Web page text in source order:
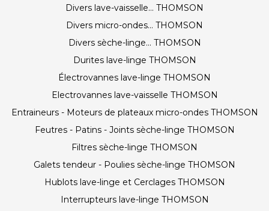
Divers lave-vaisselle... THOMSON
Divers micro-ondes... THOMSON
Divers sèche-linge... THOMSON
Durites lave-linge THOMSON
Électrovannes lave-linge THOMSON
Electrovannes lave-vaisselle THOMSON
Entraineurs - Moteurs de plateaux micro-ondes THOMSON
Feutres - Patins - Joints sèche-linge THOMSON
Filtres sèche-linge THOMSON
Galets tendeur - Poulies sèche-linge THOMSON
Hublots lave-linge et Cerclages THOMSON
Interrupteurs lave-linge THOMSON